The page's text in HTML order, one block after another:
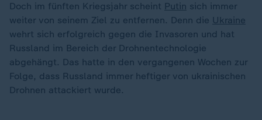
Doch im fünften Kriegsjahr scheint Putin sich immer
weiter von seinem Ziel zu entfernen. Denn die Ukraine
wehrt sich erfolgreich gegen die Invasoren und hat
Russland im Bereich der Drohnentechnologie
abgehängt. Das hatte in den vergangenen Wochen zur
Folge, dass Russland immer heftiger von ukrainischen
Drohnen attackiert wurde.